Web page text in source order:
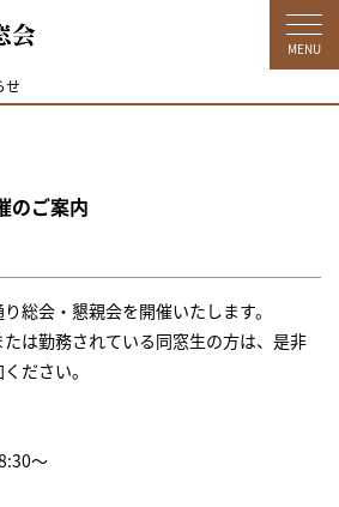
MENU
せ
のご案内
総会・懇親会を開催いたします。
は勤務されている同窓生の方は、是非
ださい。
～